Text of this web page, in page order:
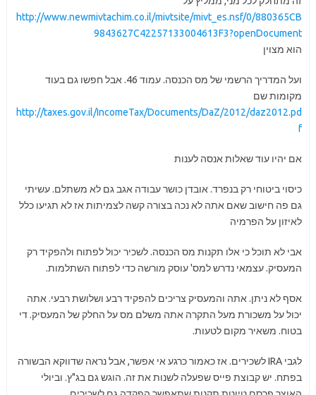
http://www.newmivtachim.co.il/mivtsite/mivt_es.nsf/0/880365CB
9843627C42257133004613F3?openDocument
הוא מצוין
ועל המדריך הרשמי של מס הכנסה. עמוד 46. אבל חפשו גם בעוד
מקומות שם
http://taxes.gov.il/IncomeTax/Documents/DaZ/2012/daz2012.pd
f
אם יהיו עוד שאלות אנסה לענות
כיסוי ביטוחי רק בנפרד. אובדן כושר עבודה אגב גם לא משתלם. עשיתי
גם פה חישוב שאם אתה לא נכה בצורה קשה לצמיתות אז לא תגיעו כלל
לאיזון על הפרמיה
אבי לא תוכל כי אלו תקנות מס הכנסה. לשכיר יכול לפתוח ולהפקיד רק
המעסיק. עצמאי נדרש למס' עוסק מורשה כדי לפתוח השתלמות.
אסף לא ניתן. אתה והמעסיק צריכים להפקיד רבע ושלושת רבעי. אתה
יכול על משכורת מעל התקרה אתה משלם מס על החלק של המעסיק. די
בטוח. משאיר מקום לטעות.
לגבי IRA לשכירים. אז כאמור כרגע אי אפשר, אבל נראה שדווקא הבשורה
בפתח. יש קבוצת פייס שפעלה לשנות את זה. הוגש גם בג"ץ. וביולי